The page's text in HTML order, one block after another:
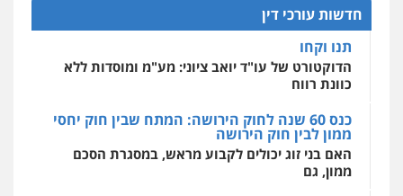
אחסון אתרים
מקצועיים לעורכי דין
מרכז התחלה חדשה
אסירים עבירות מין שירותים מקצועיים
לעורכי דין
חדשות עורכי דין
להגנה על עסקים קטנים
תנו וקחו
הדוקטורט של עו"ד יואב ציוני: מע"מ ומוסדות ללא
כוונת רווח
כנס 60 שנה לחוק הירושה: המתח שבין חוק יחסי
ממון לבין חוק הירושה
האם בני זוג יכולים לקבוע מראש, במסגרת הסכם
ממון, גם